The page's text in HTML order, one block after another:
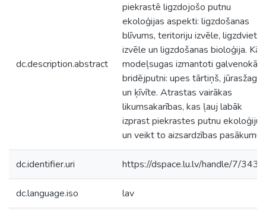
dc.description.abstract
piekrastē ligzdojošo putnu
ekoloģijas aspekti: ligzdošanas
blīvums, teritoriju izvēle, ligzdvietu
izvēle un ligzdošanas bioloģija. Kā
modeļsugas izmantoti galvenokārt
bridējputni: upes tārtiņš,
un ķīvīte. Atrastas vairākas
likumsakarības, kas ļauj labāk
izprast piekrastes putnu ekoloģiju
un veikt to aizsardzības
dc.identifier.uri https://dspace.lu.lv/handle/7/
dc.language.iso lav